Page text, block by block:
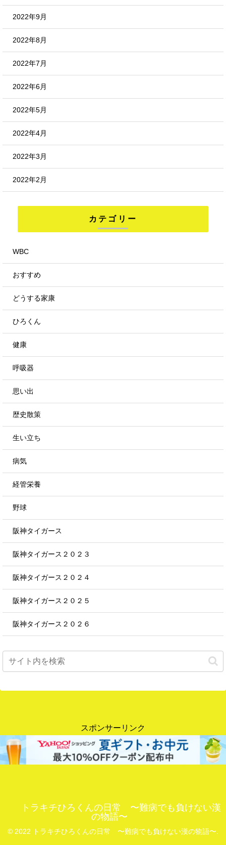
2022年9月
2022年8月
2022年7月
2022年6月
2022年5月
2022年4月
2022年3月
2022年2月
カテゴリー
WBC
おすすめ
どうする家康
ひろくん
健康
呼吸器
思い出
歴史散策
生い立ち
病気
経管栄養
野球
阪神タイガース
阪神タイガース２０２３
阪神タイガース２０２４
阪神タイガース２０２５
阪神タイガース２０２６
スポンサーリンク
トラキチひろくんの日常 〜難病でも負けない漢
の物語〜
© 2022 トラキチひろくんの日常 〜難病でも負けない漢の物語〜.